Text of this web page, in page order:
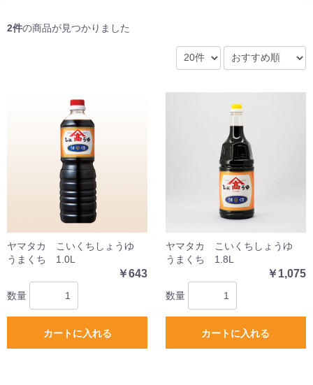
2件の商品が見つかりました
ヤマタカ こいくちしょうゆ
うまくち 1.0L
￥643
数量
カートに入れる
ヤマタカ こいくちしょうゆ
うまくち 1.8L
￥1,075
数量
カートに入れる